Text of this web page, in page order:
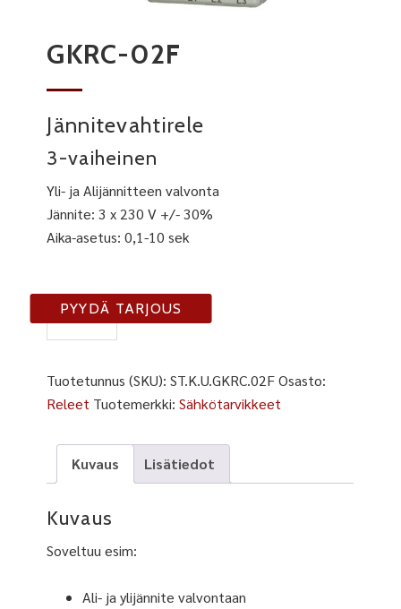
GKRC-02F
Jännitevahtirele
3-vaiheinen
Yli- ja Alijännitteen valvonta
Jännite: 3 x 230 V +/- 30%
Aika-asetus: 0,1-10 sek
GKRC-
02F
PYYDÄ TARJOUS
Tuotetunnus (SKU):ST.K.U.GKRC.02F Osasto:
Releet Tuotemerkki:Sähkötarvikkeet
Kuvaus Lisätiedot
Kuvaus
Soveltuu esim:
Ali- ja ylijännite valvontaan